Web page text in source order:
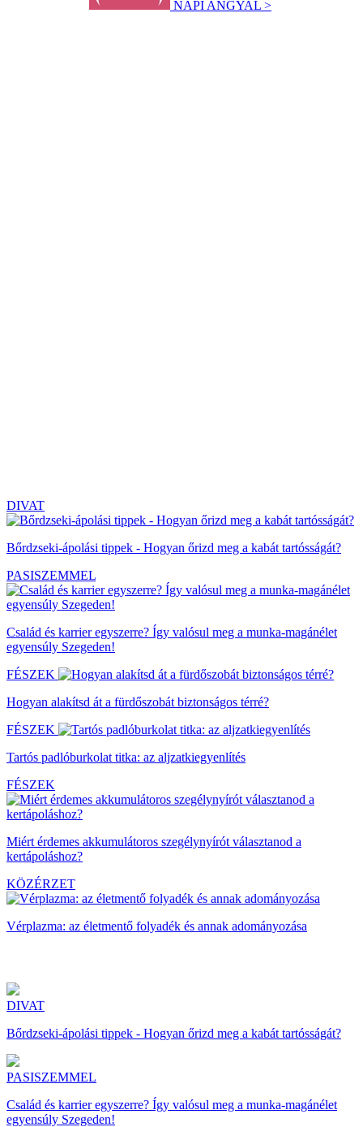
NAPI ANGYAL >
DIVAT
Bőrdzseki-ápolási tippek - Hogyan őrizd meg a kabát tartósságát?
PASISZEMMEL
Család és karrier egyszerre? Így valósul meg a munka-magánélet
egyensúly Szegeden!
FÉSZEK
Hogyan alakítsd át a fürdőszobát biztonságos térré?
FÉSZEK
Tartós padlóburkolat titka: az aljzatkiegyenlítés
FÉSZEK
Miért érdemes akkumulátoros szegélynyírót választanod a
kertápoláshoz?
KÖZÉRZET
Vérplazma: az életmentő folyadék és annak adományozása
DIVAT
Bőrdzseki-ápolási tippek - Hogyan őrizd meg a kabát tartósságát?
PASISZEMMEL
Család és karrier egyszerre? Így valósul meg a munka-magánélet
egyensúly Szegeden!